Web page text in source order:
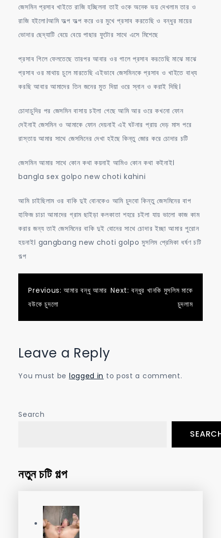
জেসমিন প্রসাব খাইতে রাজি হচ্ছিলনা তাই ওকে অনেক ভয় দেখলাম তার ও
রাজি হইলো।আমি অল্প অল্প করে ওর মুখে প্রসাব করতেছি ও বন্ধুর মায়ের
ভোদার ছেদ্যাটি বেয়ে বেয়ে পাছার ফুটোর সাথে এসে মিশেছে
প্রসাব গিলে ফেলতেছে তারপর আবার ওর গালে প্রসাব করতেছি মাঝে মাঝে
প্রসাব ওর মাথায় চুলে মারতেছি এইভাবে জেসমিনকে প্রসাব ও খাইতে বাধ্য
করছি আবার আমাদের তিন জনের মুত দিয়া ওরে স্নান ও করাই দিছি।
চোদাচুদির পর জেসমিন বাসায় চইলা গেছে আমি আর ওরে কখনো ফোন
দেইনাই জেসমিন ও আমাকে ফোন দেয়নাই এই ঘটনার প্রায় দেড় মাস পরে
রাস্তায় আমার সাথে জেসমিনের দেখা হইছে কিন্তু জোর করে চোদার চটি
জেসমিন আমার সাথে কোন কথা কয়নাই আমিও কোন কথা কইনাই।
bangla sex golpo new choti kahini
আমি চাইছিলাম ওর বাকি দুই বোনকেও আমি চুদবো কিন্তু জেসমিনের বাপ
হাফিজ চাচা আমাদের গ্রাম ছাইড়া কলকাতা শহরে চইলা যায় ভালো কাজ কাম
করার জন্য তাই জেসমিনের বাকি দুই বোনের সাথে চোদার ইচ্ছা আমার পুরোন
হয়নাই। gangbang new choti golpo মুসলিম প্রেমিকা ধর্ষণ চটি
গল্প
Post
navigation
Previous: আমার বন্ধু আমার
বউকে চুদলো
Next: বন্ধুর খানকি মুসলিম মাকে
চুদলাম
Leave a Reply
You must be logged in to post a comment.
Search
নতুন চটি গল্প